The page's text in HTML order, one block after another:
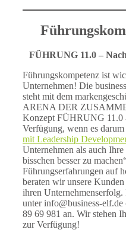
FÜHRUNG 11.0 –
Führungskompetenz ist
Unternehmen! Die
steht mit dem
ARENA DER
Konzept FÜHRUNG 11.0
Verfügung, wenn es
mit Leadership
Unternehmen als auch
bisschen besser zu
Führungserfahrungen auf
beraten wir unsere
ihren Unternehmenserfolg.
unter info@business-
89 69 981 an. Wir stehen
zur Verfügung!